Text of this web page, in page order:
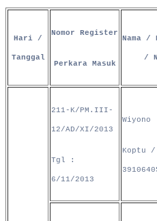
Hari /
Tanggal
Nomor Register
Perkara Masuk
Nama /
/
211-K/PM.III-
12/AD/XI/2013
Tgl :
6/11/2013
Wiyono
Koptu /